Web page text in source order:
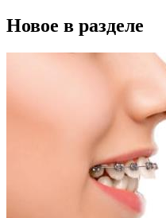
Новое в разделе